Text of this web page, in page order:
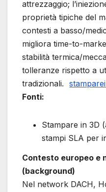
attrezzaggio;
proprietà tipiche del
contesti a basso/
migliora time-to-
stabilità termica/
tolleranze rispetto a
tradizionali.
Fonti:
Stampare in 3D
stampi SLA per
Contesto europeo e
(background)
Nel network DACH,